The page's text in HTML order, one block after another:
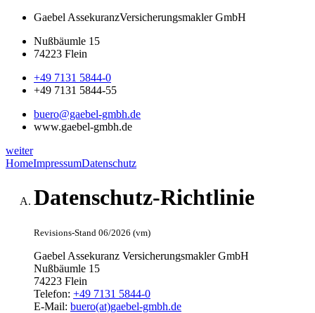
Gaebel AssekuranzVersicherungsmakler GmbH
Nußbäumle 15
74223 Flein
+49 7131 5844-0
+49 7131 5844-55
buero@gaebel-gmbh.de
www.gaebel-gmbh.de
weiter
HomeImpressumDatenschutz
Datenschutz-Richtlinie
Revisions-Stand 06/2026 (vm)
Gaebel Assekuranz Versicherungsmakler GmbH
Nußbäumle 15
74223 Flein
Telefon: +49 7131 5844-0
E-Mail: buero(at)gaebel-gmbh.de